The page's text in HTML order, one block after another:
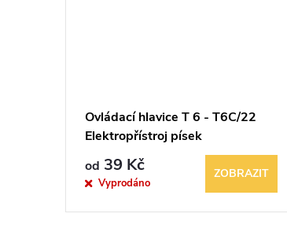
Ovládací hlavice T 6 - T6C/22
Elektropřístroj písek
od 39 Kč
Vyprodáno
ZOBRAZIT